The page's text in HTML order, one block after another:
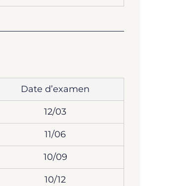
Date d’examen
12/03
11/06
10/09
10/12